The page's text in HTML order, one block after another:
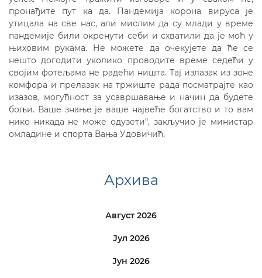
пронађите пут ка да. Пандемија корона вируса је
утицала на све нас, али мислим да су млади у време
пандемије били окренути себи и схватили да је моћ у
њиховим рукама. Не можете да очекујете да ће се
нешто догодити уколико проводите време седећи у
својим фотељама не радећи ништа. Тај излазак из зоне
комфора и прелазак на тржиште рада посматрајте као
изазов, могућност за усавршавање и начин да будете
бољи. Ваше знање је ваше највеће богатство и то вам
нико никада не може одузети“, закључио је министар
омладине и спорта Вања Удовичић.
Архива
Август 2026
Јул 2026
Јун 2026